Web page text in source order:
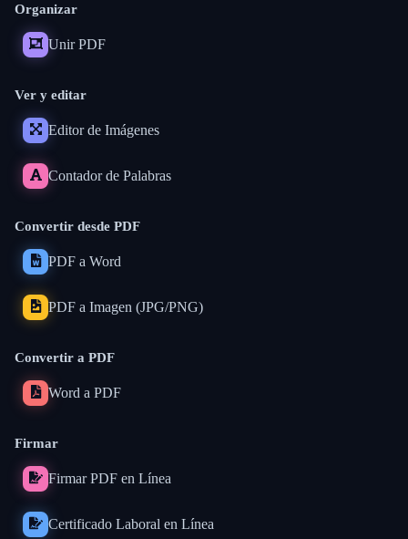
Organizar
Unir PDF
Ver y editar
Editor de Imágenes
Contador de Palabras
Convertir desde PDF
PDF a Word
PDF a Imagen (JPG/PNG)
Convertir a PDF
Word a PDF
Firmar
Firmar PDF en Línea
Certificado Laboral en Línea